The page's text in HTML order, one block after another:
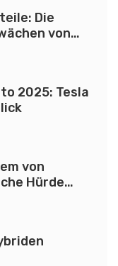
Die
von
2025: Tesla
von
Hürde